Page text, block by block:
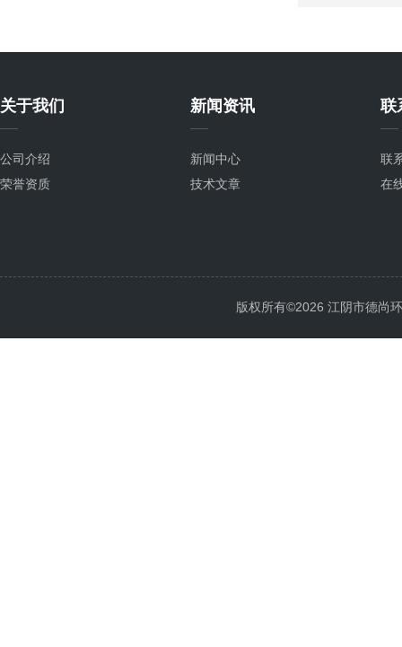
关于我们
公司介绍
荣誉资质
新闻资讯
新闻中心
技术文章
联
联
在
版权所有©2026 江阴市德尚